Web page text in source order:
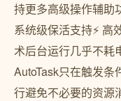
持更多高级操作辅助
系统级保活支持⚡
术后台运行几乎不耗
AutoTask只在触发
行避免不必要的资源